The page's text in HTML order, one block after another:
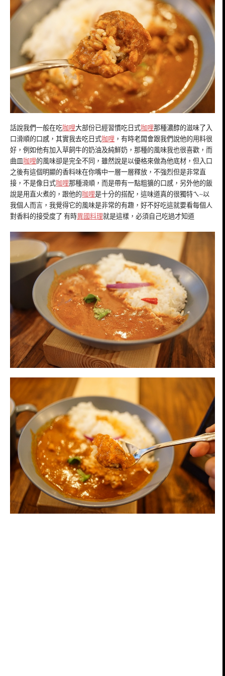
話說我們一般在吃咖哩大部份已經習慣吃日式咖哩那種濃醇的滋味了入
口滑順的口感，其實我去吃日式咖哩 ，有時老闆會跟我們說他的用料很
好，例如他有加入草飼牛的奶油及純鮮奶，那種的風味我也很喜歡，而
曲皿 咖哩的風味卻是完全不同，雖然說是以優格來做為他底材，但入口
之後有這個明顯的香料味在你嘴中一層一層釋放，不強烈但是非常直
接，不是像日式咖哩那種滑順，而是帶有一點粗獷的口感，另外他的飯
說是用直火煮的，跟他的咖哩是十分的搭配，這味道真的很獨特ㄟ~以
我個人而言，我覺得它的風味是非常的有趣，好不好吃這就要看每個人
對香料的接受度了 有時異國料理就是這樣，必須自己吃過才知道